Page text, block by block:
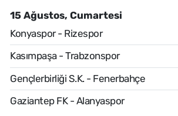
15 Ağustos, Cumartesi
Konyaspor - Rizespor
Kasımpaşa - Trabzonspor
Gençlerbirliği S.K. - Fenerbahçe
Gaziantep FK - Alanyaspor